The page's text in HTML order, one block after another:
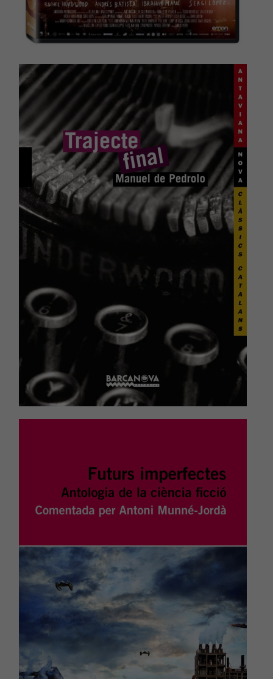
Experiència
Per tal que el
nostre lloc
web funcioni
possible
aquestes
alguna
funcionalitat
desapareixerà
del lloc web.